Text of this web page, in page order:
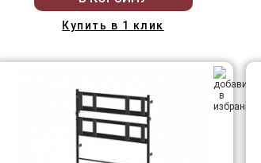
Купить в 1 клик